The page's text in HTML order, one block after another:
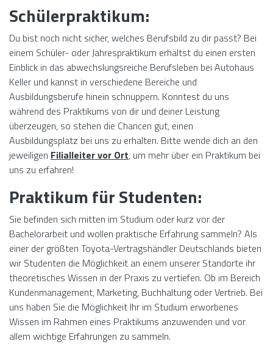
Schülerpraktikum:
Du bist noch nicht sicher, welches Berufsbild zu dir passt? Bei
einem Schüler- oder Jahrespraktikum erhältst du einen ersten
Einblick in das abwechslungsreiche Berufsleben bei Autohaus
Keller und kannst in verschiedene Bereiche und
Ausbildungsberufe hinein schnuppern. Konntest du uns
während des Praktikums von dir und deiner Leistung
überzeugen, so stehen die Chancen gut, einen
Ausbildungsplatz bei uns zu erhalten. Bitte wende dich an den
jeweiligen Filialleiter vor Ort, um mehr über ein Praktikum bei
uns zu erfahren!
Praktikum für Studenten:
Sie befinden sich mitten im Studium oder kurz vor der
Bachelorarbeit und wollen praktische Erfahrung sammeln? Als
einer der größten Toyota-Vertragshändler Deutschlands bieten
wir Studenten die Möglichkeit an einem unserer Standorte ihr
theoretisches Wissen in der Praxis zu vertiefen. Ob im Bereich
Kundenmanagement, Marketing, Buchhaltung oder Vertrieb. Bei
uns haben Sie die Möglichkeit Ihr im Studium erworbenes
Wissen im Rahmen eines Praktikums anzuwenden und vor
allem wichtige Erfahrungen zu sammeln.